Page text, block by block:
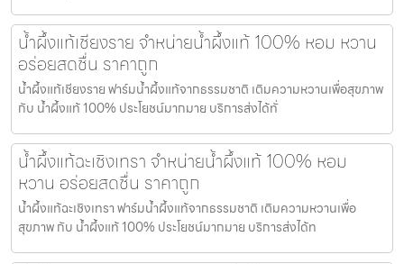
น้ำผึ้งแท้เชียงราย จำหน่ายน้ำผึ้งแท้ 100% หอม หวาน
อร่อยสดชื่น ราคาถูก
น้ำผึ้งแท้เชียงราย ฟาร์มน้ำผึ้งแท้จากธรรมชาติ เติมความหวานเพื่อสุขภาพ
กับ น้ำผึ้งแท้ 100% ประโยชน์มากมาย บริการส่งได้ทั่
น้ำผึ้งแท้ฉะเชิงเทรา จำหน่ายน้ำผึ้งแท้ 100% หอม
หวาน อร่อยสดชื่น ราคาถูก
น้ำผึ้งแท้ฉะเชิงเทรา ฟาร์มน้ำผึ้งแท้จากธรรมชาติ เติมความหวานเพื่อ
สุขภาพ กับ น้ำผึ้งแท้ 100% ประโยชน์มากมาย บริการส่งได้ท